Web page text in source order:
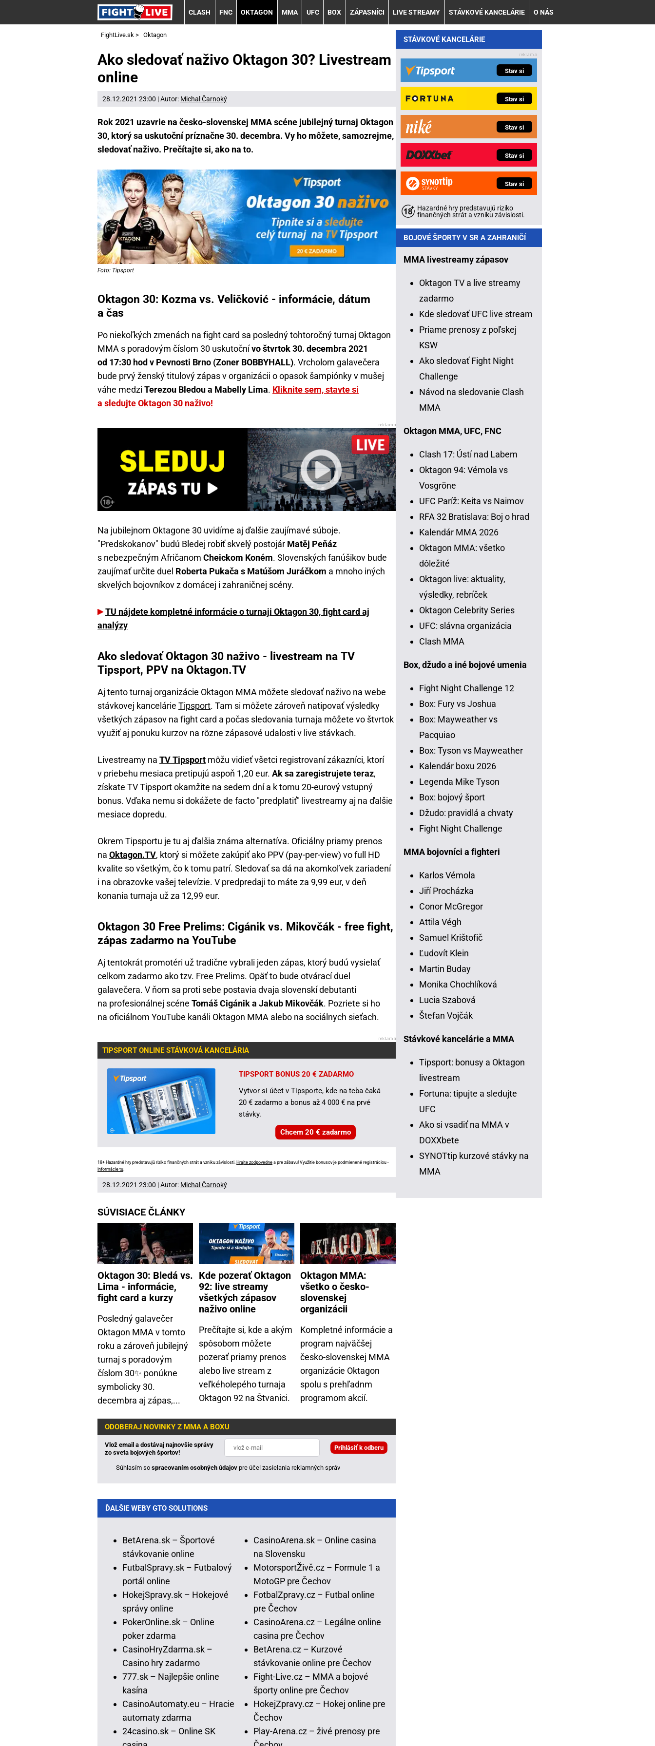
CLASH FNC OKTAGON MMA UFC BOX ZÁPASNÍCI LIVE STREAMY STÁVKOVÉ KANCELÁRIE O NÁS
FightLive.sk > Oktagon
Ako sledovať naživo Oktagon 30? Livestream
online
28.12.2021 23:00 | Autor: Michal Čarnoký
Rok 2021 uzavrie na česko-slovenskej MMA scéne jubilejný turnaj Oktagon
30, ktorý sa uskutoční príznačne 30. decembra. Vy ho môžete, samozrejme,
sledovať naživo. Prečítajte si, ako na to.
Foto: Tipsport
Oktagon 30: Kozma vs. Veličković - informácie, dátum
a čas
Po niekoľkých zmenách na fight card sa posledný tohtoročný turnaj Oktagon
MMA s poradovým číslom 30 uskutočnívo štvrtok 30. decembra 2021
od 17:30 hod v Pevnosti Brno (Zoner BOBBYHALL). Vrcholom galavečera
bude prvý ženský titulový zápas v organizácii o opasok šampiónky v mušej
váhe medzi Terezou Bledou a Mabelly Lima. Kliknite sem, stavte si
a sledujte Oktagon 30 naživo!
Na jubilejnom Oktagone 30 uvidíme aj ďalšie zaujímavé súboje.
"Predskokanov" budú Bledej robiť skvelý postojár Matěj Peňáz
s nebezpečným Afričanom Cheickom Koném. Slovenských fanúšikov bude
zaujímať určite duel Roberta Pukača s Matúšom Juráčkom a mnoho iných
skvelých bojovníkov z domácej i zahraničnej scény.
TU nájdete kompletné informácie o turnaji Oktagon 30, fight card aj
analýzy
Ako sledovať Oktagon 30 naživo - livestream na TV
Tipsport, PPV na Oktagon.TV
Aj tento turnaj organizácie Oktagon MMA môžete sledovať naživo na webe
stávkovej kancelárie Tipsport. Tam si môžete zároveň natipovať výsledky
všetkých zápasov na fight card a počas sledovania turnaja môžete vo štvrtok
využiť aj ponuku kurzov na rôzne zápasové udalosti v live stávkach.
Livestreamy na TV Tipsport môžu vidieť všetci registrovaní zákazníci, ktorí
v priebehu mesiaca pretipujú aspoň 1,20 eur. Ak sa zaregistrujete teraz,
získate TV Tipsport okamžite na sedem dní a k tomu 20-eurový vstupný
bonus. Vďaka nemu si dokážete de facto "predplatiť" livestreamy aj na ďalšie
mesiace dopredu.
Okrem Tipsportu je tu aj ďalšia známa alternatíva. Oficiálny priamy prenos
na Oktagon.TV, ktorý si môžete zakúpiť ako PPV (pay-per-view) vo full HD
kvalite so všetkým, čo k tomu patrí. Sledovať sa dá na akomkoľvek zariadení
i na obrazovke vašej televízie. V predpredaji to máte za 9,99 eur, v deň
konania turnaja už za 12,99 eur.
Oktagon 30 Free Prelims: Cigánik vs. Mikovčák - free fight,
zápas zadarmo na YouTube
Aj tentokrát promotéri už tradične vybrali jeden zápas, ktorý budú vysielať
celkom zadarmo ako tzv. Free Prelims. Opäť to bude otvárací duel
galavečera. V ňom sa proti sebe postavia dvaja slovenskí debutanti
na profesionálnej scéne Tomáš Cigánik a Jakub Mikovčák. Pozriete si ho
na oficiálnom YouTube kanáli Oktagon MMA alebo na sociálnych sieťach.
TIPSPORT ONLINE STÁVKOVÁ KANCELÁRIA
TIPSPORT BONUS 20 € ZADARMO
Vytvor si účet v Tipsporte, kde na teba čaká
20 € zadarmo a bonus až 4 000 € na prvé
stávky.
Chcem 20 € zadarmo
18+ Hazardné hry predstavujú riziko finančných strát a vzniku závislosti. Hrajte zodpovedne a pre zábavu! Využitie bonusov je podmienené registráciou -
informácie tu
28.12.2021 23:00 | Autor: Michal Čarnoký
SÚVISIACE ČLÁNKY
Oktagon 30: Bledá vs.
Lima - informácie,
fight card a kurzy
Posledný galavečer
Oktagon MMA v tomto
roku a zároveň jubilejný
turnaj s poradovým
číslom 30✨ ponúkne
symbolicky 30.
decembra aj zápas,...
Kde pozerať Oktagon
92: live streamy
všetkých zápasov
naživo online
Prečítajte si, kde a akým
spôsobom môžete
pozerať priamy prenos
alebo live stream z
veľkéholepého turnaja
Oktagon 92 na Štvanici.
Oktagon MMA:
všetko o česko-
slovenskej
organizácii
Kompletné informácie a
program najväčšej
česko-slovenskej MMA
organizácie Oktagon
spolu s prehľadnm
programom akcií.
ODOBERAJ NOVINKY Z MMA A BOXU
Vlož email a dostávaj najnovšie správy
zo sveta bojových športov!
Súhlasím so spracovaním osobných údajov pre účel zasielania reklamných správ
ĎALŠIE WEBY GTO SOLUTIONS
BetArena.sk – Športové
stávkovanie online
FutbalSpravy.sk – Futbalový
portál online
HokejSpravy.sk – Hokejové
správy online
PokerOnline.sk – Online
poker zdarma
CasinoHryZdarma.sk –
Casino hry zadarmo
777.sk – Najlepšie online
kasína
CasinoAutomaty.eu – Hracie
automaty zdarma
24casino.sk – Online SK
CasinoArena.sk – Online casina
na Slovensku
MotorsportŽivě.cz – Formule 1 a
MotoGP pre Čechov
FotbalZpravy.cz – Futbal online
pre Čechov
CasinoArena.cz – Legálne online
casina pre Čechov
BetArena.cz – Kurzové
stávkovanie online pre Čechov
Fight-Live.cz – MMA a bojové
športy online pre Čechov
HokejZpravy.cz – Hokej online pre
Čechov
Play-Arena.cz – živé prenosy pre
STÁVKOVÉ KANCELÁRIE
Stav si
Stav si
Stav si
Stav si
Stav si
Hazardné hry predstavujú riziko
finančných strát a vzniku závislosti.
BOJOVÉ ŠPORTY V SR A ZAHRANIČÍ
MMA livestreamy zápasov
Oktagon TV a live streamy
zadarmo
Kde sledovať UFC live stream
Priame prenosy z poľskej
KSW
Ako sledovať Fight Night
Challenge
Návod na sledovanie Clash
MMA
Oktagon MMA, UFC, FNC
Clash 17: Ústí nad Labem
Oktagon 94: Vémola vs
Vosgröne
UFC Paríž: Keita vs Naimov
RFA 32 Bratislava: Boj o hrad
Kalendár MMA 2026
Oktagon MMA: všetko
dôležité
Oktagon live: aktuality,
výsledky, rebríček
Oktagon Celebrity Series
UFC: slávna organizácia
Clash MMA
Box, džudo a iné bojové umenia
Fight Night Challenge 12
Box: Fury vs Joshua
Box: Mayweather vs
Pacquiao
Box: Tyson vs Mayweather
Kalendár boxu 2026
Legenda Mike Tyson
Box: bojový šport
Džudo: pravidlá a chvaty
Fight Night Challenge
MMA bojovníci a fighteri
Karlos Vémola
Jiří Procházka
Conor McGregor
Attila Végh
Samuel Krištofič
Ľudovít Klein
Martin Buday
Monika Chochlíková
Lucia Szabová
Štefan Vojčák
Stávkové kancelárie a MMA
Tipsport: bonusy a Oktagon
livestream
Fortuna: tipujte a sledujte
UFC
Ako si vsadiť na MMA v
DOXXbete
SYNOTtip kurzové stávky na
MMA